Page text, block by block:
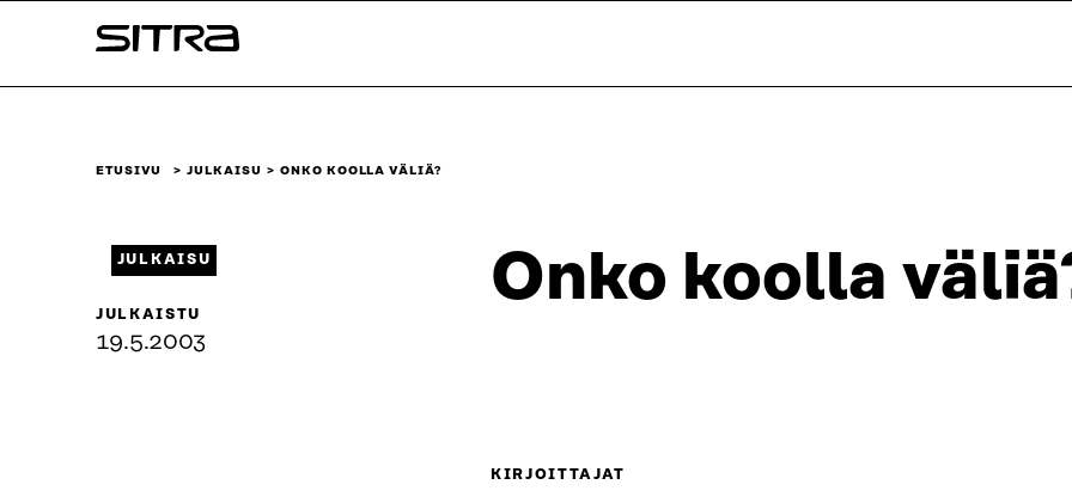
sisältöön
Sitra
ETUSIVU JULKAISU ONKO KOOLLA VÄLIÄ?
Onko koolla
JULKAISU
JULKAISTU
19.5.2003
KIRJOITTAJAT